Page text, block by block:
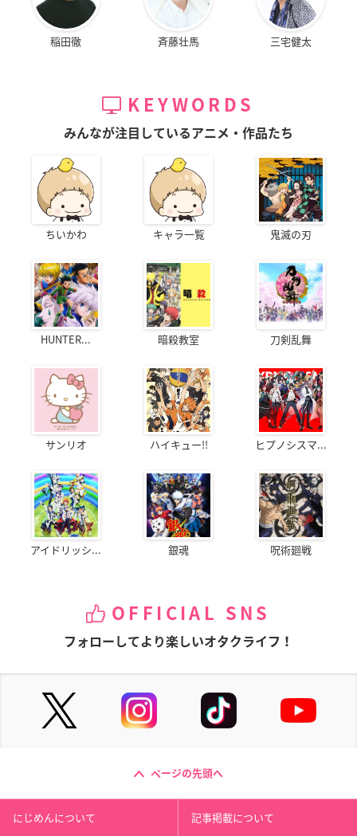
稲田徹 斉藤壮馬 三宅健太
KEYWORDS
みんなが注目しているアニメ・作品たち
ちいかわ キャラ一覧 鬼滅の刃
HUNTER... 暗殺教室 刀剣乱舞
サンリオ ハイキュー!! ヒプノシスマ...
アイドリッシ... 銀魂 呪術廻戦
OFFICIAL SNS
フォローしてより楽しいオタクライフ！
ページの先頭へ
にじめんについて 記事掲載について